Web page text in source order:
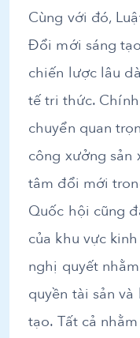
Cùng với đó,
Đổi mới sáng
chiến lược lâu
tế tri thức.
chuyển quan
công xưởng sản
tâm đổi mới
Quốc hội cũng
của khu vực
nghị quyết
quyền tài sản
tạo. Tất cả